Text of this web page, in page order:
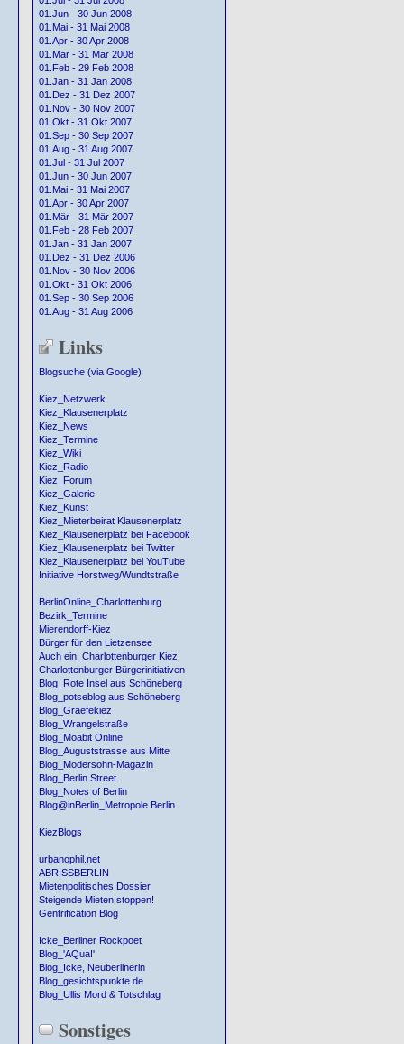
01.Jun - 30 Jun 2008
01.Mai - 31 Mai 2008
01.Apr - 30 Apr 2008
01.Mär - 31 Mär 2008
01.Feb - 29 Feb 2008
01.Jan - 31 Jan 2008
01.Dez - 31 Dez 2007
01.Nov - 30 Nov 2007
01.Okt - 31 Okt 2007
01.Sep - 30 Sep 2007
01.Aug - 31 Aug 2007
01.Jul - 31 Jul 2007
01.Jun - 30 Jun 2007
01.Mai - 31 Mai 2007
01.Apr - 30 Apr 2007
01.Mär - 31 Mär 2007
01.Feb - 28 Feb 2007
01.Jan - 31 Jan 2007
01.Dez - 31 Dez 2006
01.Nov - 30 Nov 2006
01.Okt - 31 Okt 2006
01.Sep - 30 Sep 2006
01.Aug - 31 Aug 2006
Links
Blogsuche (via Google)
Kiez_Netzwerk
Kiez_Klausenerplatz
Kiez_News
Kiez_Termine
Kiez_Wiki
Kiez_Radio
Kiez_Forum
Kiez_Galerie
Kiez_Kunst
Kiez_Mieterbeirat Klausenerplatz
Kiez_Klausenerplatz bei Facebook
Kiez_Klausenerplatz bei Twitter
Kiez_Klausenerplatz bei YouTube
Initiative Horstweg/Wundtstraße
BerlinOnline_Charlottenburg
Bezirk_Termine
Mierendorff-Kiez
Bürger für den Lietzensee
Auch ein_Charlottenburger Kiez
Charlottenburger Bürgerinitiativen
Blog_Rote Insel aus Schöneberg
Blog_potseblog aus Schöneberg
Blog_Graefekiez
Blog_Wrangelstraße
Blog_Moabit Online
Blog_Auguststrasse aus Mitte
Blog_Modersohn-Magazin
Blog_Berlin Street
Blog_Notes of Berlin
Blog@inBerlin_Metropole Berlin
KiezBlogs
urbanophil.net
ABRISSBERLIN
Mietenpolitisches Dossier
Steigende Mieten stoppen!
Gentrification Blog
Icke_Berliner Rockpoet
Blog_'AQua!'
Blog_Icke, Neuberlinerin
Blog_gesichtspunkte.de
Blog_Ullis Mord & Totschlag
Sonstiges